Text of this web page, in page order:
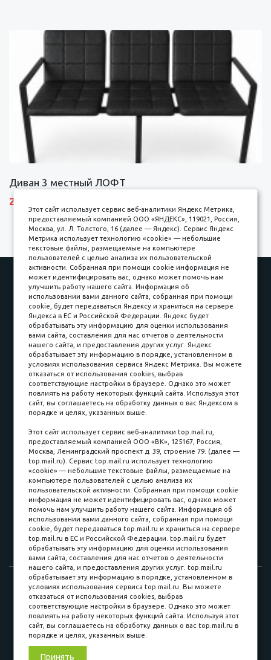
Диван 3 местный ЛОФТ
27600 р.
Наши работы
Оплата
Доставка и сборка
Гарантии
Карьера в компании
Контакты
Принимаем к оплате
Наличные
пл. Соляная, 6, стр. 16
8 (3822) 60-70-30
8 (3822) 50-39-09
8 (3822) 22-77-68
8 (3822) 50-48-50
8 (3822) 65-42-10
© 2015-2026. Компания «Мебельный куб».
ИП Саворенко Валерий Александрович. Россия, г. Томск, пл.
Соляная, 6 стр. 16, Цокольный этаж
Этот сайт использует сервис веб-аналитики Яндекс Метрика,
предоставляемый компанией ООО «ЯНДЕКС», 119021, Россия,
Москва, ул. Л. Толстого, 16 (далее — Яндекс). Сервис Яндекс
Метрика использует технологию «cookie» — небольшие
текстовые файлы, размещаемые на компьютере
пользователей с целью анализа их пользовательской
активности. Собранная при помощи cookie информация не
может идентифицировать вас, однако может помочь нам
улучшить работу нашего сайта. Информация об
использовании вами данного сайта, собранная при помощи
cookie, будет передаваться Яндексу и храниться на сервере
Яндекса в ЕС и Российской Федерации. Яндекс будет
обрабатывать эту информацию для оценки использования
вами сайта, составления для нас отчетов о деятельности
нашего сайта, и предоставления других услуг. Яндекс
обрабатывает эту информацию в порядке, установленном в
условиях использования сервиса Яндекс Метрика. Вы можете
отказаться от использования cookies, выбрав
соответствующие настройки в браузере. Однако это может
повлиять на работу некоторых функций сайта. Используя этот
сайт, вы соглашаетесь на обработку данных о вас Яндексом в
порядке и целях, указанных выше.
Этот сайт использует сервис веб-аналитики top.mail.ru,
предоставляемый компанией ООО «ВК», 125167, Россия,
Москва, Ленинградский проспект д. 39, строение 79. (далее —
top.mail.ru). Сервис top.mail.ru использует технологию
«cookie» — небольшие текстовые файлы, размещаемые на
компьютере пользователей с целью анализа их
пользовательской активности. Собранная при помощи cookie
информация не может идентифицировать вас, однако может
помочь нам улучшить работу нашего сайта. Информация об
использовании вами данного сайта, собранная при помощи
cookie, будет передаваться top.mail.ru и храниться на сервере
top.mail.ru в ЕС и Российской Федерации. top.mail.ru будет
обрабатывать эту информацию для оценки использования
вами сайта, составления для нас отчетов о деятельности
нашего сайта, и предоставления других услуг. top.mail.ru
обрабатывает эту информацию в порядке, установленном в
условиях использования сервиса top.mail.ru. Вы можете
отказаться от использования cookies, выбрав
соответствующие настройки в браузере. Однако это может
повлиять на работу некоторых функций сайта. Используя этот
сайт, вы соглашаетесь на обработку данных о вас top.mail.ru в
порядке и целях, указанных выше.
Принять